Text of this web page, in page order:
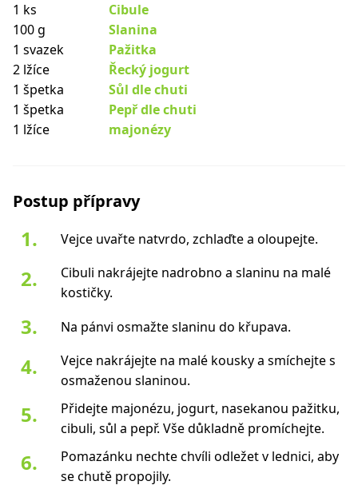
1 ks
Cibule
100 g
Slanina
1 svazek
Pažitka
2 lžíce
Řecký jogurt
1 špetka
Sůl dle chuti
1 špetka
Pepř dle chuti
1 lžíce
majonézy
Postup přípravy
Vejce uvařte natvrdo, zchlaďte a oloupejte.
Cibuli nakrájejte nadrobno a slaninu na malé
kostičky.
Na pánvi osmažte slaninu do křupava.
Vejce nakrájejte na malé kousky a smíchejte s
osmaženou slaninou.
Přidejte majonézu, jogurt, nasekanou pažitku,
cibuli, sůl a pepř. Vše důkladně promíchejte.
Pomazánku nechte chvíli odležet v lednici, aby
se chutě propojily.